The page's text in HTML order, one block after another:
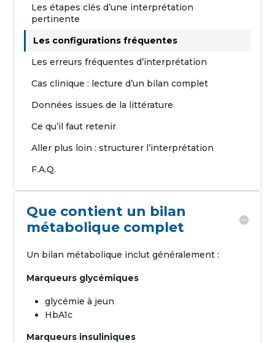
Les étapes clés d’une interprétation
pertinente
Les configurations fréquentes
Les erreurs fréquentes d’interprétation
Cas clinique : lecture d’un bilan complet
Données issues de la littérature
Ce qu’il faut retenir
Aller plus loin : structurer l’interprétation
F.A.Q.
Que contient un bilan
métabolique complet
Un bilan métabolique inclut généralement :
Marqueurs glycémiques
glycémie à jeun
HbA1c
Marqueurs insuliniques